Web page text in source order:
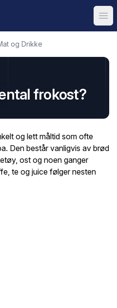
og Drikke
frokost?
og lett måltid som ofte
Den består vanligvis av brød
ost og noen ganger
te og juice følger nesten